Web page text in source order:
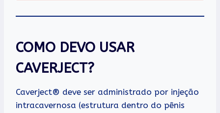
COMO DEVO USAR
CAVERJECT?
Caverject® deve ser administrado por injeção
intracavernosa (estrutura dentro do pênis